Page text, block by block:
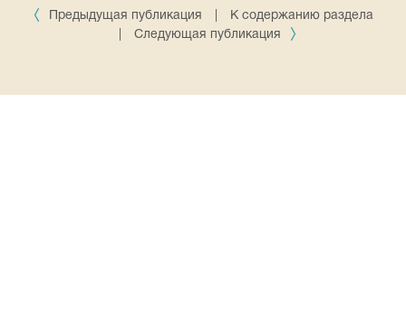
Предыдущая публикация
К содержанию раздела
Следующая публикация